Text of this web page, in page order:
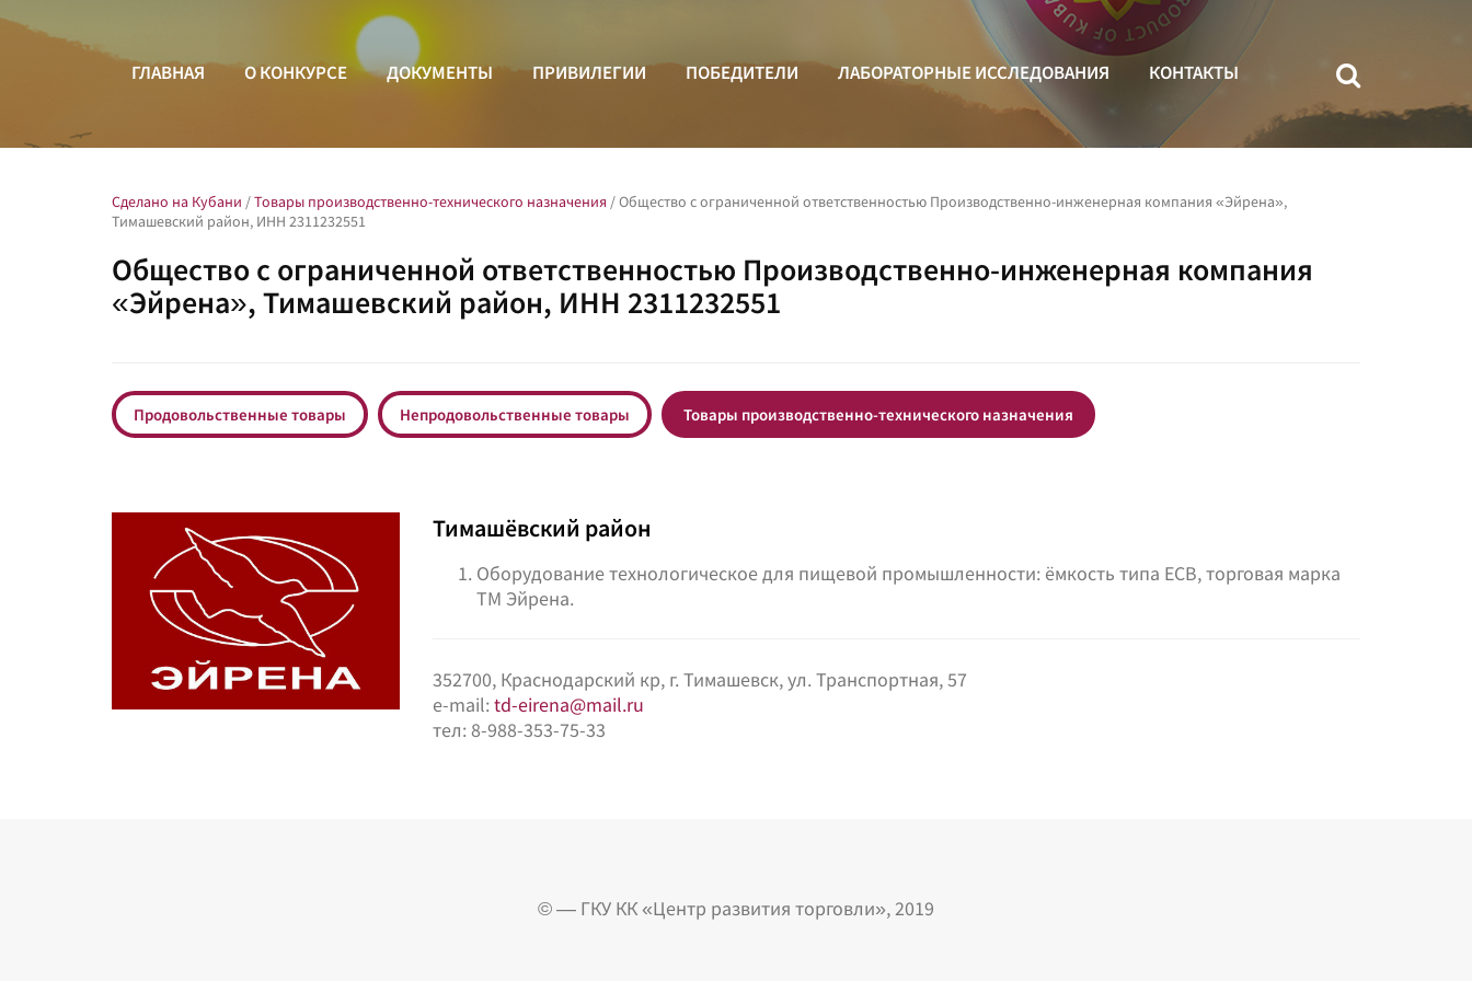
ГЛАВНАЯ О КОНКУРСЕ ДОКУМЕНТЫ ПРИВИЛЕГИИ ПОБЕДИТЕЛИ ЛАБОРАТОРНЫЕ ИССЛЕДОВАНИЯ КОНТАКТЫ
Сделано на Кубани /Товары производственно-технического назначения /Общество с ограниченной ответственностью Производственно-инженерная компания «Эйрена»,
Тимашевский район, ИНН 2311232551
Общество с ограниченной ответственностью Производственно-инженерная компания
«Эйрена», Тимашевский район, ИНН 2311232551
Продовольственные товары Непродовольственные товары Товары производственно-технического назначения
Тимашёвский район
Оборудование технологическое для пищевой промышленности: ёмкость типа ЕСВ, торговая марка
ТМ Эйрена.
352700, Краснодарский кр, г. Тимашевск, ул. Транспортная, 57
e-mail:td-eirena@mail.ru
тел: 8-988-353-75-33
© — ГКУ КК «Центр развития торговли», 2019